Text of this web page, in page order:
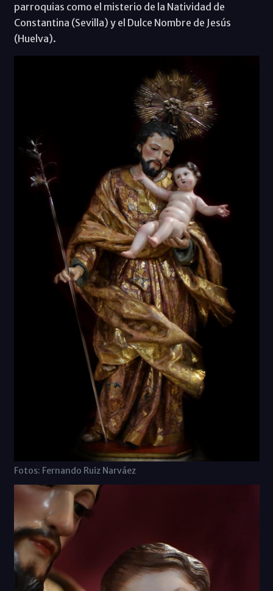
parroquias como el misterio de la Natividad de
Constantina (Sevilla) y el Dulce Nombre de Jesús
(Huelva).
Fotos: Fernando Ruiz Narváez